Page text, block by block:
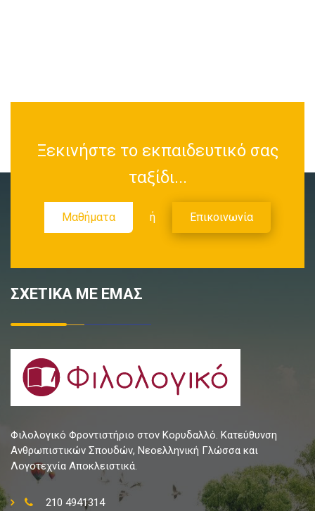
Ξεκινήστε το εκπαιδευτικό σας
ταξίδι...
Μαθήματα ή Επικοινωνία
ΣΧΕΤΙΚΑ ΜΕ ΕΜΑΣ
Φιλολογικό Φροντιστήριο στον Κορυδαλλό. Κατεύθυνση
Ανθρωπιστικών Σπουδών, Νεοελληνική Γλώσσα και
Λογοτεχνία Αποκλειστικά.
210 4941314